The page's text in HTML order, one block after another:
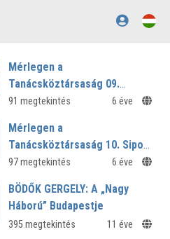
Mérlegen a
Tanácsköztársaság 09.
Második szekció utáni vita
91 megtekintés 6 éve
Mérlegen a
Tanácsköztársaság 10. Sipos
András előadása
97 megtekintés 6 éve
BÖDŐK GERGELY: A „Nagy
Háború” Budapestje
395 megtekintés 11 éve